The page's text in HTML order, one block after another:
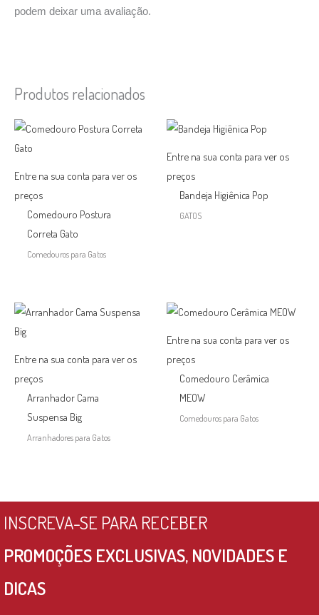
podem deixar uma avaliação.
Produtos relacionados
Entre na sua conta para ver os
preços
Comedouro Postura
Correta Gato
Comedouros para Gatos
Entre na sua conta para ver os
preços
Bandeja Higiênica Pop
GATOS
Entre na sua conta para ver os
preços
Arranhador Cama
Suspensa Big
Arranhadores para Gatos
Entre na sua conta para ver os
preços
Comedouro Cerâmica
MEOW
Comedouros para Gatos
INSCREVA-SE PARA RECEBER
PROMOÇÕES EXCLUSIVAS, NOVIDADES E
DICAS